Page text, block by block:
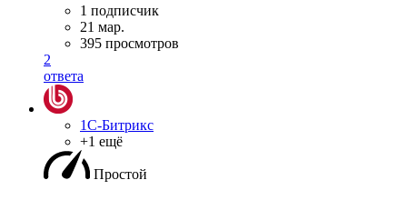
1 подписчик
21 мар.
395 просмотров
2
ответа
1С-Битрикс
+1 ещё
Простой